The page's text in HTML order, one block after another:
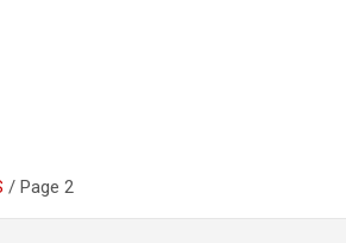
Page 2